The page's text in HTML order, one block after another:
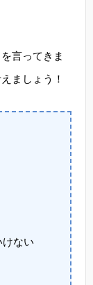
言ってきま
ましょう！
けない